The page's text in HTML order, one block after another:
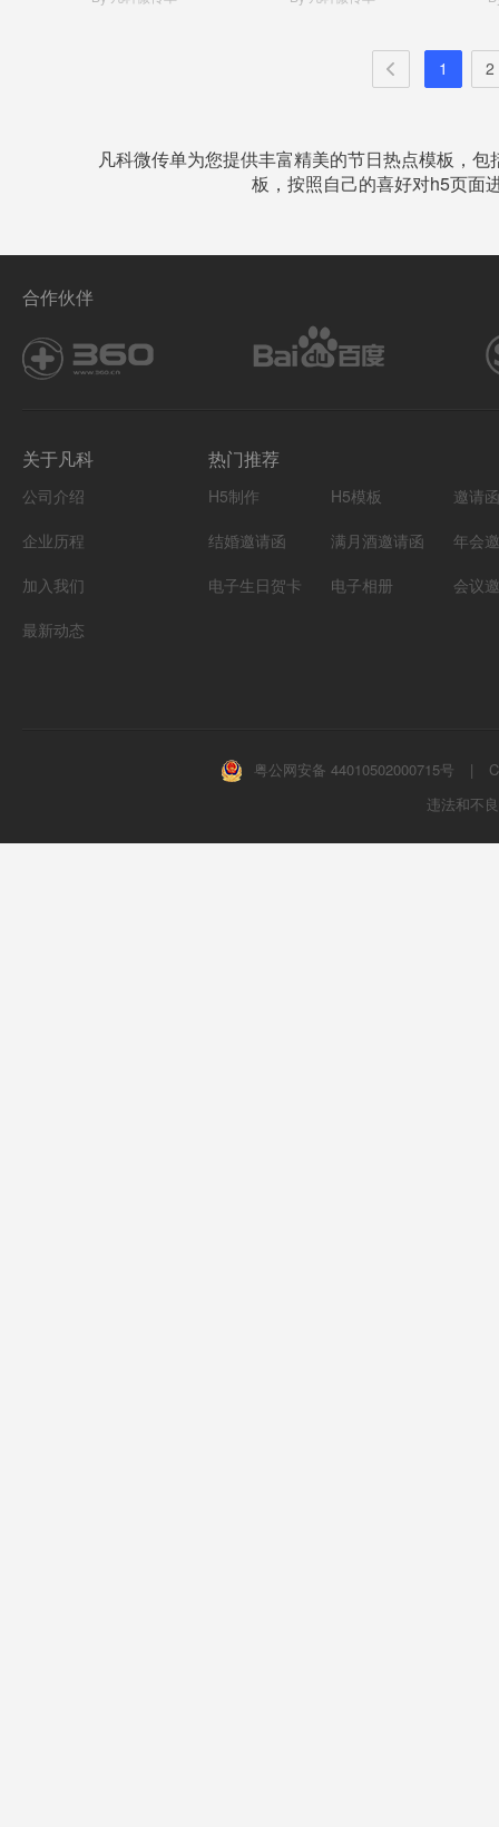
1 2
凡科微传单为您提供丰富精美的节日热点模板，
板，按照自己的喜好对h5页面
合作伙伴
关于凡科
公司介绍
企业历程
加入我们
最新动态
热门推荐
H5制作 H5模板
邀请
结婚邀请函
满月酒邀请函
年会
电子生日贺卡
电子相册 会议
粤公网安备 44010502000715号 |
违法和不